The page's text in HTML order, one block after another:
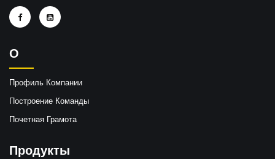
О
Профиль Компании
Построение Команды
Почетная Грамота
Продукты